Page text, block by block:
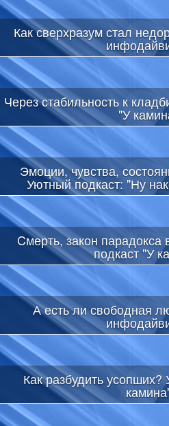
Как сверхразум стал
Через стабильность к
"У
Эмоции, чувства,
Уютный подкаст: "Ну
Cмерть, закон
подкаст "У
А есть ли свободная
Как разбудить